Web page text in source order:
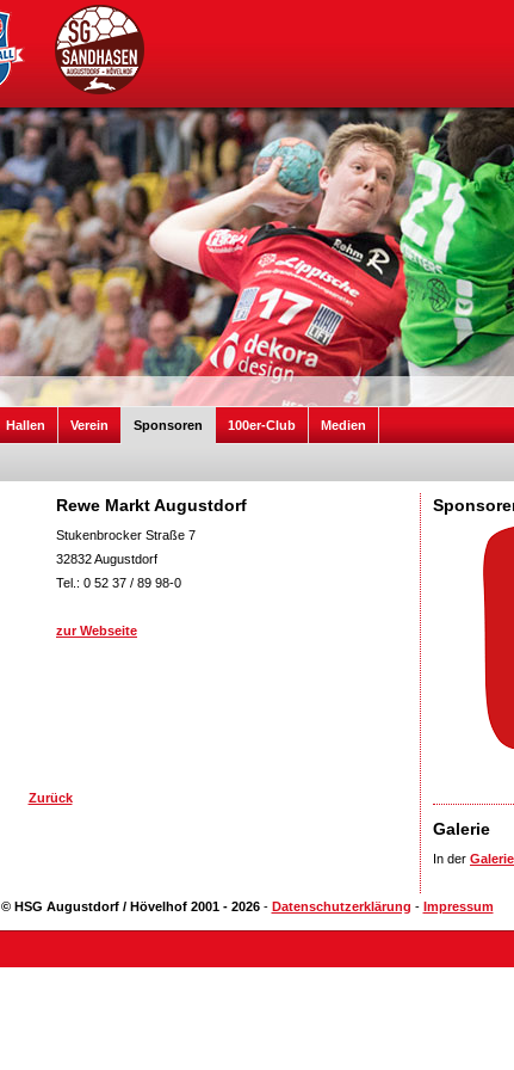
Hallen Verein Sponsoren 100er-Club Medien
Rewe Markt Augustdorf
Stukenbrocker Straße 7
32832 Augustdorf
Tel.: 0 52 37 / 89 98-0
zur Webseite
Zurück
Galerie
In der Galerie
© HSG Augustdorf / Hövelhof 2001 - 2026- Datenschutzerklärung - Impressum